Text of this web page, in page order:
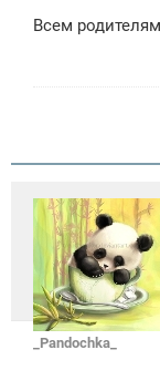
б
Всем
_Pandochka_